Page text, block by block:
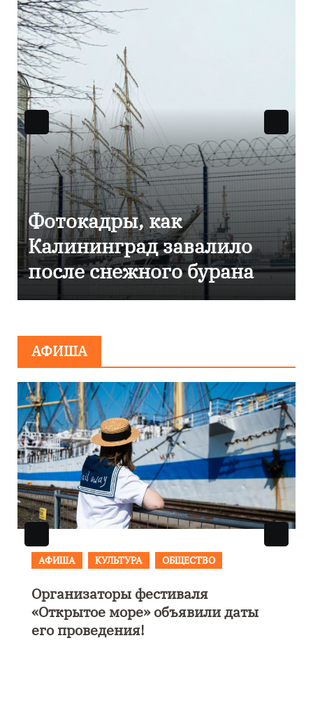
Фоторепортаж как в
Калининграде
эвакуировали ТЦ из-за
сообщения о
АФИША
АФИША
В Калининграде пройдет
фестиваль искусств «Зимние
каникулы на Балтике»